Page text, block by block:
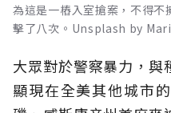
為這是一樁入室搶案，不得
擊了八次。Unsplash by
大眾對於警察暴力，與
顯現在全美其他城市